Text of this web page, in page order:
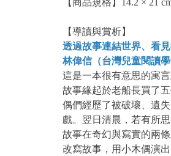
【商品規格】14.2 × 21
【導讀與賞析】
透過故事連結世界、看
林偉信（台灣兒童閱讀學
這是一本很有意思的寓
故事緣起於老船長買了
偶們經歷了被破壞、遺
戲。翌日清晨，若有所
故事在奇幻與寫實的兩
改寫故事，用小木偶演